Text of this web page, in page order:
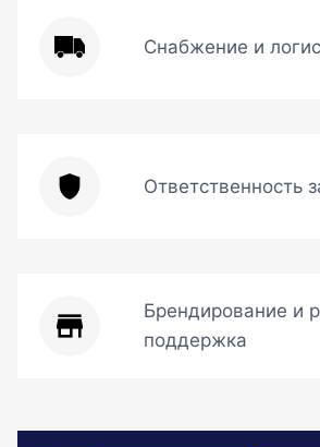
Снабжение и
Ответственность
Брендирование и
поддержка